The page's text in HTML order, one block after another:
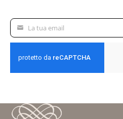
La
tua
La tua email